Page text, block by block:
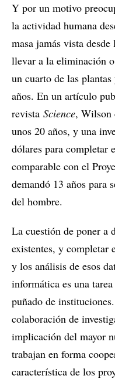
Y por un motivo
la actividad humana
masa jamás vista
llevar a la eliminación
un cuarto de las
años. En un artículo
revista Science, Wilson
unos 20 años, y una
dólares para completar
comparable con el
demandó 13 años para
del hombre.
La cuestión de poner a
existentes, y completar
y los análisis de esos
informática es una
puñado de
colaboración de
implicación del mayor
trabajan en forma
característica de los